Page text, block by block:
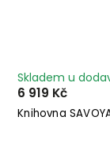
Knihovna
Skladem u
6 919 Kč